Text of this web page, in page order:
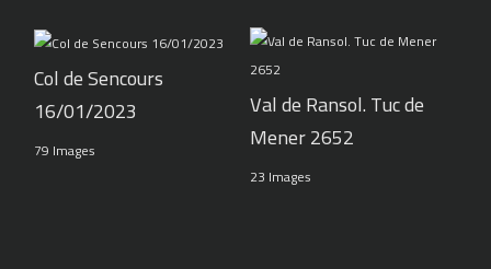
Col de Sencours
16/01/2023
79 Images
Val de Ransol. Tuc de
Mener 2652
23 Images